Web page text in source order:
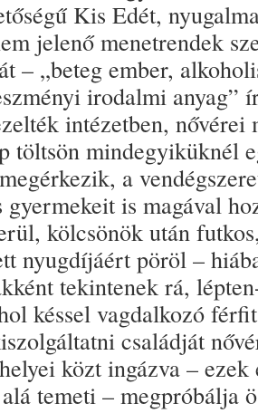
Kis Edét,
jelenő menetrendek
– „beteg ember,
irodalmi anyag”
intézetben,
töltsön mindegyiküknél
a
gyermekeit is magával
kölcsönök után
nyugdíjáért pöröl –
tekintenek rá,
késsel vagdalkozó
családját
közt ingázva –
temeti – megpróbálja